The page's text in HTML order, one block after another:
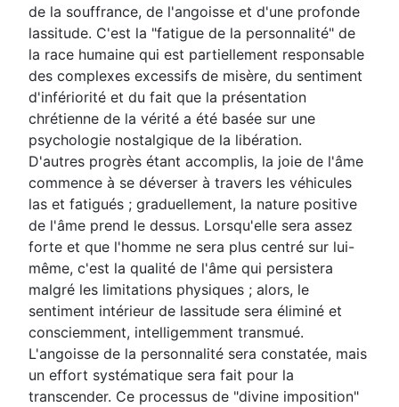
de la souffrance, de l'angoisse et d'une profonde
lassitude. C'est la "fatigue de la personnalité" de
la race humaine qui est partiellement responsable
des complexes excessifs de misère, du sentiment
d'infériorité et du fait que la présentation
chrétienne de la vérité a été basée sur une
psychologie nostalgique de la libération.
D'autres progrès étant accomplis, la joie de l'âme
commence à se déverser à travers les véhicules
las et fatigués ; graduellement, la nature positive
de l'âme prend le dessus. Lorsqu'elle sera assez
forte et que l'homme ne sera plus centré sur lui-
même, c'est la qualité de l'âme qui persistera
malgré les limitations physiques ; alors, le
sentiment intérieur de lassitude sera éliminé et
consciemment, intelligemment transmué.
L'angoisse de la personnalité sera constatée, mais
un effort systématique sera fait pour la
transcender. Ce processus de "divine imposition"